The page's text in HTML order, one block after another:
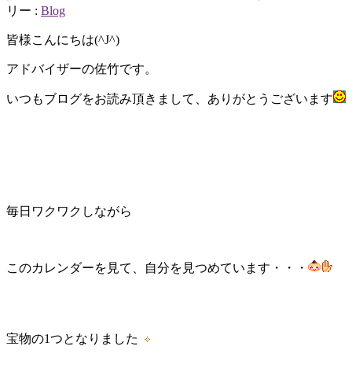
リー : Blog
皆様こんにちは(^J^)
アドバイザーの佐竹です。
いつもブログをお読み頂きまして、ありがとうございます
毎日ワクワクしながら
このカレンダーを見て、自分を見つめています・・・
宝物の1つとなりました